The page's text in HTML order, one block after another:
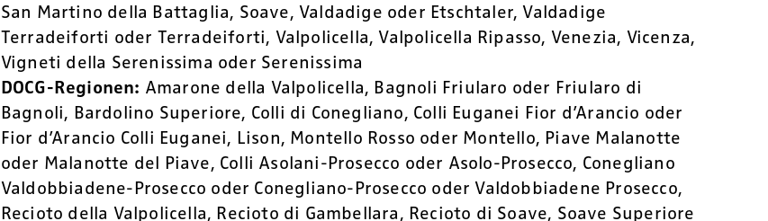
San Martino della Battaglia, Soave, Valdadige oder Etschtaler, Valdadige
Terradeiforti oder Terradeiforti, Valpolicella, Valpolicella Ripasso, Venezia, Vicenza,
Vigneti della Serenissima oder Serenissima
DOCG-Regionen: Amarone della Valpolicella, Bagnoli Friularo oder Friularo di
Bagnoli, Bardolino Superiore, Colli di Conegliano, Colli Euganei Fior d’Arancio oder
Fior d’Arancio Colli Euganei, Lison, Montello Rosso oder Montello, Piave Malanotte
oder Malanotte del Piave, Colli Asolani-Prosecco oder Asolo-Prosecco, Conegliano
Valdobbiadene-Prosecco oder Conegliano-Prosecco oder Valdobbiadene Prosecco,
Recioto della Valpolicella, Recioto di Gambellara, Recioto di Soave, Soave Superiore